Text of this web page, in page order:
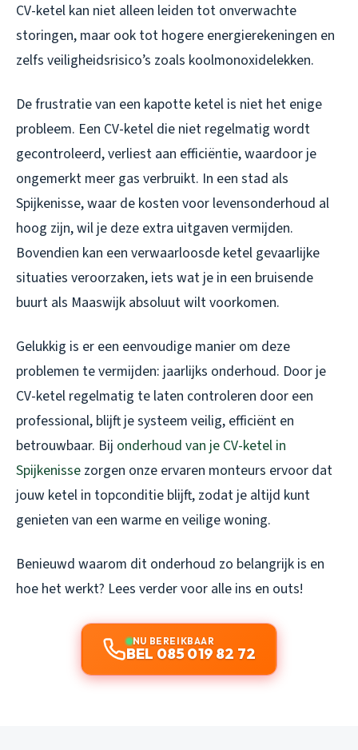
CV-ketel kan niet alleen leiden tot onverwachte
storingen, maar ook tot hogere energierekeningen en
zelfs veiligheidsrisico’s zoals koolmonoxidelekken.
De frustratie van een kapotte ketel is niet het enige
probleem. Een CV-ketel die niet regelmatig wordt
gecontroleerd, verliest aan efficiëntie, waardoor je
ongemerkt meer gas verbruikt. In een stad als
Spijkenisse, waar de kosten voor levensonderhoud al
hoog zijn, wil je deze extra uitgaven vermijden.
Bovendien kan een verwaarloosde ketel gevaarlijke
situaties veroorzaken, iets wat je in een bruisende
buurt als Maaswijk absoluut wilt voorkomen.
Gelukkig is er een eenvoudige manier om deze
problemen te vermijden: jaarlijks onderhoud. Door je
CV-ketel regelmatig te laten controleren door een
professional, blijft je systeem veilig, efficiënt en
betrouwbaar. Bij onderhoud van je CV-ketel in
Spijkenisse zorgen onze ervaren monteurs ervoor dat
jouw ketel in topconditie blijft, zodat je altijd kunt
genieten van een warme en veilige woning.
Benieuwd waarom dit onderhoud zo belangrijk is en
hoe het werkt? Lees verder voor alle ins en outs!
NU BEREIKBAAR
BEL 085 019 82 72